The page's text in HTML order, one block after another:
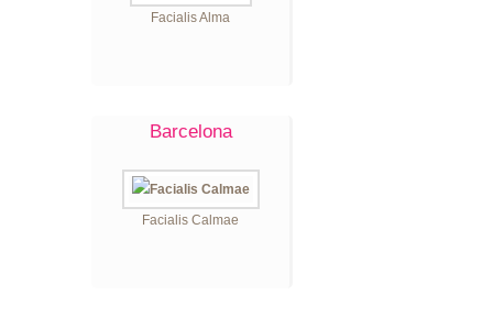
Facialis Alma
Barcelona
Facialis Calmae